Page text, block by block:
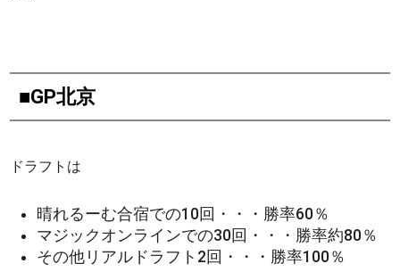
■GP北京
ドラフトは
晴れるーむ合宿での10回・・・勝率60％
マジックオンラインでの30回・・・勝率約80％
その他リアルドラフト2回・・・勝率100％